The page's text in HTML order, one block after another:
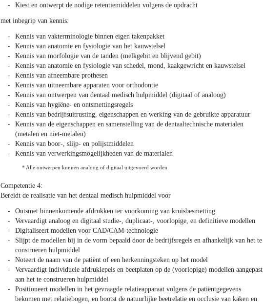
Kiest en ontwerpt de nodige retentiemiddelen volgens de opdracht
met inbegrip van kennis:
Kennis van vakterminologie binnen eigen takenpakket
Kennis van anatomie en fysiologie van het kauwstelsel
Kennis van morfologie van de tanden (melkgebit en blijvend gebit)
Kennis van anatomie en fysiologie van schedel, mond, kaakgewricht en kauwstelsel
Kennis van afneembare prothesen
Kennis van uitneembare apparaten voor orthodontie
Kennis van ontwerpen van dentaal medisch hulpmiddel (digitaal of analoog)
Kennis van hygiëne- en ontsmettingsregels
Kennis van bedrijfsuitrusting, eigenschappen en werking van de gebruikte apparatuur
Kennis van de eigenschappen en samenstelling van de dentaaltechnische materialen
(metalen en niet-metalen)
Kennis van boor-, slijp- en polijstmiddelen
Kennis van verwerkingsmogelijkheden van de materialen
* Alle ontwerpen kunnen analoog of digitaal uitgevoerd worden
Competentie 4:
Bereidt de realisatie van het dentaal medisch hulpmiddel voor
Ontsmet binnenkomende afdrukken ter voorkoming van kruisbesmetting
Vervaardigt analoog en digitaal studie-, duplicaat-, voorlopige, en definitieve modellen
Digitaliseert modellen voor CAD/CAM-technologie
Slijpt de modellen bij in de vorm bepaald door de bedrijfsregels en afhankelijk van het te
construeren hulpmiddel
Noteert de naam van de patiënt of een herkenningsteken op het model
Vervaardigt individuele afdruklepels en beetplaten op de (voorlopige) modellen aangepast
aan het te construeren hulpmiddel
Positioneert modellen in het gevraagde relatieapparaat volgens de patiëntgegevens
bekomen met relatiebogen, en bootst de natuurlijke beetrelatie en occlusie van kaken en